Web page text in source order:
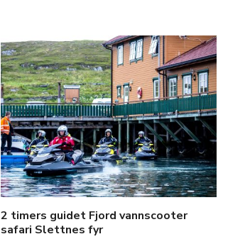
2 timers guidet Fjord vannscooter
safari Slettnes fyr